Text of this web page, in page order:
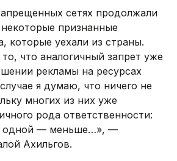
сетях продолжали
признанные
которые уехали из страны.
что аналогичный запрет уже
рекламы на ресурсах
я думаю, что ничего не
многих из них уже
рода ответственности:
одной — меньше…», —
Ахильгов.